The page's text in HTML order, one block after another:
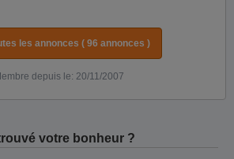
les annonces ( 96 annonces )
depuis le: 20/11/2007
votre bonheur ?